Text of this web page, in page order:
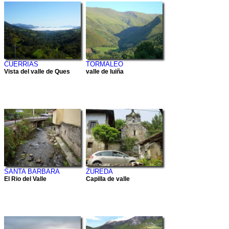
CUERRIAS
Vista del valle de Ques
TORMALEO
valle de luiña
SANTA BARBARA
El Rio del Valle
ZUREDA
Capilla de valle